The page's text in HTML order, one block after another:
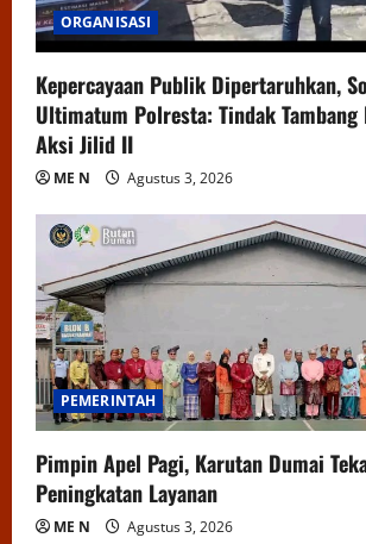
ORGANISASI
Kepercayaan Publik Dipertaruhkan,
Ultimatum Polresta: Tindak Tambang
Aksi Jilid II
ME N Agustus 3, 2026
PEMERINTAH
Pimpin Apel Pagi, Karutan Dumai
Peningkatan Layanan
ME N Agustus 3, 2026